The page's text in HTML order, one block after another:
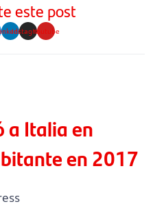
este post
InstagramYoutube
a Italia en
en 2017